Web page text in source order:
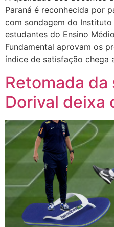
Paraná é reconhecida por
com sondagem do Instituto
estudantes do Ensino
Fundamental aprovam os
índice de satisfação chega
Retomada
Dorival deixa